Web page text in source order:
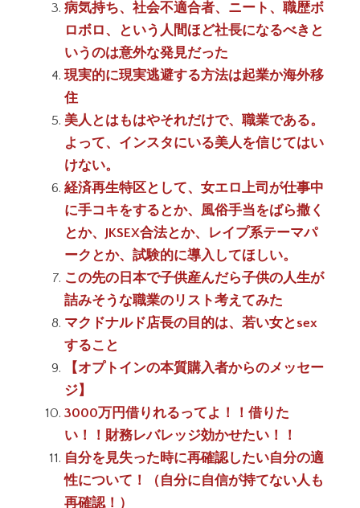
病気持ち、社会不適合者、ニート、職歴ボ
ロボロ、という人間ほど社長になるべきと
いうのは意外な発見だった
現実的に現実逃避する方法は起業か海外移
住
美人とはもはやそれだけで、職業である。
よって、インスタにいる美人を信じてはい
けない。
経済再生特区として、女エロ上司が仕事中
に手コキをするとか、風俗手当をばら撒く
とか、JKSEX合法とか、レイプ系テーマパ
ークとか、試験的に導入してほしい。
この先の日本で子供産んだら子供の人生が
詰みそうな職業のリスト考えてみた
マクドナルド店長の目的は、若い女とsex
すること
【オプトインの本質購入者からのメッセー
ジ】
3000万円借りれるってよ！！借りた
い！！財務レバレッジ効かせたい！！
自分を見失った時に再確認したい自分の適
性について！（自分に自信が持てない人も
再確認！）